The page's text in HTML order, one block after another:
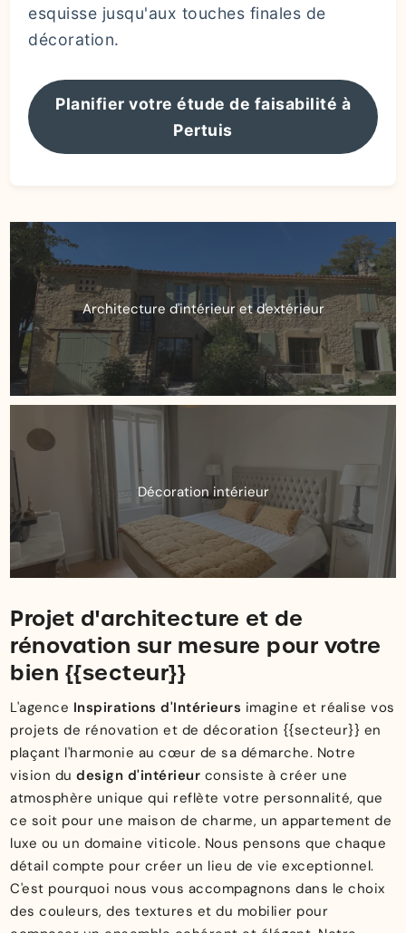
esquisse jusqu'aux touches finales de
décoration.
Planifier votre étude de faisabilité à
Pertuis
Architecture d'intérieur et d'extérieur
Décoration intérieur
Projet d'architecture et de
rénovation sur mesure pour votre
bien {{secteur}}
L'agence Inspirations d'Intérieurs imagine et réalise vos
projets de rénovation et de décoration {{secteur}} en
plaçant l'harmonie au cœur de sa démarche. Notre
vision dudesign d'intérieur consiste à créer une
atmosphère unique qui reflète votre personnalité, que
ce soit pour une maison de charme, un appartement de
luxe ou un domaine viticole. Nous pensons que chaque
détail compte pour créer un lieu de vie exceptionnel.
C'est pourquoi nous vous accompagnons dans le choix
des couleurs, des textures et du mobilier pour